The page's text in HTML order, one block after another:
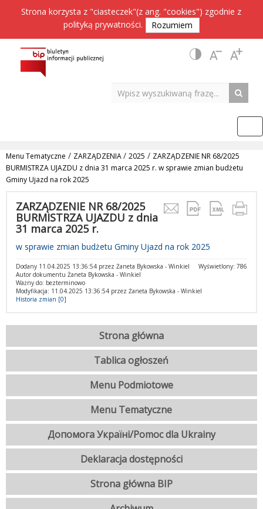
Strona korzysta z "ciasteczek"(z ang. "cookies") zgodnie z
polityką prywatności. Rozumiem
Menu Tematyczne / ZARZĄDZENIA/ 2025 / ZARZĄDZENIE NR 68/2025
BURMISTRZA UJAZDU z dnia 31 marca 2025 r. w sprawie zmian budżetu
Gminy Ujazd na rok 2025
ZARZĄDZENIE NR 68/2025
BURMISTRZA UJAZDU z dnia
31 marca 2025 r.
w sprawie zmian budżetu Gminy Ujazd na rok 2025
Wyświetlony: 786
Dodany 11.04.2025 13:36:54 przez Żaneta Bykowska - Winkiel
Autor dokumentu Żaneta Bykowska - Winkiel
Ważny do: bezterminowo
Modyfikacja: 11.04.2025 13:36:54 przez Żaneta Bykowska - Winkiel
Historia zmian [0]
Strona główna
Tablica ogłoszeń
Menu Podmiotowe
Menu Tematyczne
Допомога Україні/Pomoc dla Ukrainy
Deklaracja dostępności
Strona główna BIP